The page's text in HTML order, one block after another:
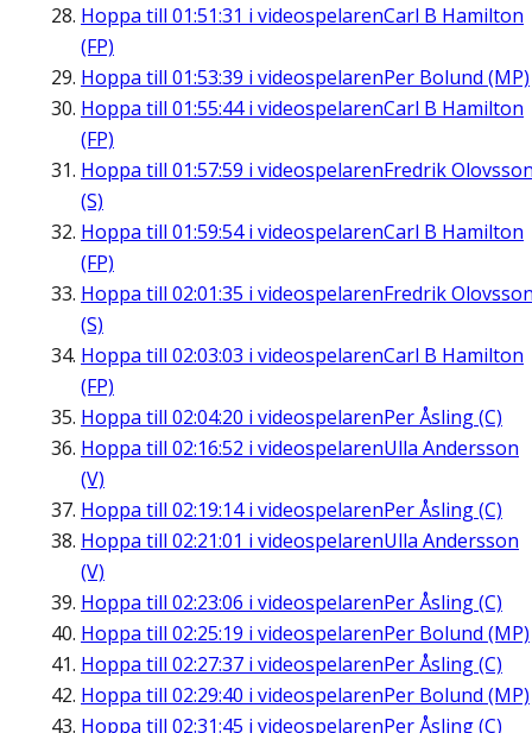
Hoppa till 01:51:31 i videospelarenCarl B Hamilton
(FP)
Hoppa till 01:53:39 i videospelarenPer Bolund (MP)
Hoppa till 01:55:44i videospelarenCarl B Hamilton
(FP)
Hoppa till 01:57:59 i videospelarenFredrik
(S)
Hoppa till 01:59:54i videospelarenCarl B Hamilton
(FP)
Hoppa till 02:01:35 i videospelarenFredrik
(S)
Hoppa till 02:03:03 i videospelarenCarl B Hamilton
(FP)
Hoppa till 02:04:20 i videospelarenPer Åsling (C)
Hoppa till 02:16:52 i videospelarenUlla Andersson
(V)
Hoppa till 02:19:14i videospelarenPer Åsling (C)
Hoppa till 02:21:01 i videospelarenUlla Andersson
(V)
Hoppa till 02:23:06 i videospelarenPer Åsling (C)
Hoppa till 02:25:19 i videospelarenPer Bolund (MP)
Hoppa till 02:27:37 i videospelarenPer Åsling (C)
Hoppa till 02:29:40 i videospelarenPer Bolund (MP)
Hoppa till 02:31:45 i videospelarenPer Åsling (C)